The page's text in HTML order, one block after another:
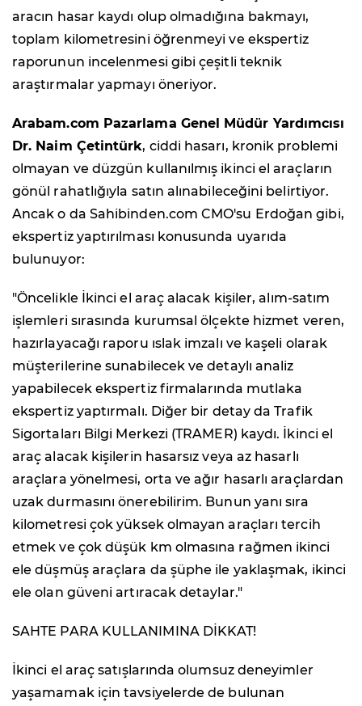
aracın hasar kaydı olup olmadığına bakmayı,
toplam kilometresini öğrenmeyi ve ekspertiz
raporunun incelenmesi gibi çeşitli teknik
araştırmalar yapmayı öneriyor.
Arabam.com Pazarlama Genel Müdür Yardımcısı
Dr. Naim Çetintürk, ciddi hasarı, kronik problemi
olmayan ve düzgün kullanılmış ikinci el araçların
gönül rahatlığıyla satın alınabileceğini belirtiyor.
Ancak o da Sahibinden.com CMO'su Erdoğan gibi,
ekspertiz yaptırılması konusunda uyarıda
bulunuyor:
"Öncelikle İkinci el araç alacak kişiler, alım-satım
işlemleri sırasında kurumsal ölçekte hizmet veren,
hazırlayacağı raporu ıslak imzalı ve kaşeli olarak
müşterilerine sunabilecek ve detaylı analiz
yapabilecek ekspertiz firmalarında mutlaka
ekspertiz yaptırmalı. Diğer bir detay da Trafik
Sigortaları Bilgi Merkezi (TRAMER) kaydı. İkinci el
araç alacak kişilerin hasarsız veya az hasarlı
araçlara yönelmesi, orta ve ağır hasarlı araçlardan
uzak durmasını önerebilirim. Bunun yanı sıra
kilometresi çok yüksek olmayan araçları tercih
etmek ve çok düşük km olmasına rağmen ikinci
ele düşmüş araçlara da şüphe ile yaklaşmak, ikinci
ele olan güveni artıracak detaylar."
SAHTE PARA KULLANIMINA DİKKAT!
İkinci el araç satışlarında olumsuz deneyimler
yaşamamak için tavsiyelerde de bulunan